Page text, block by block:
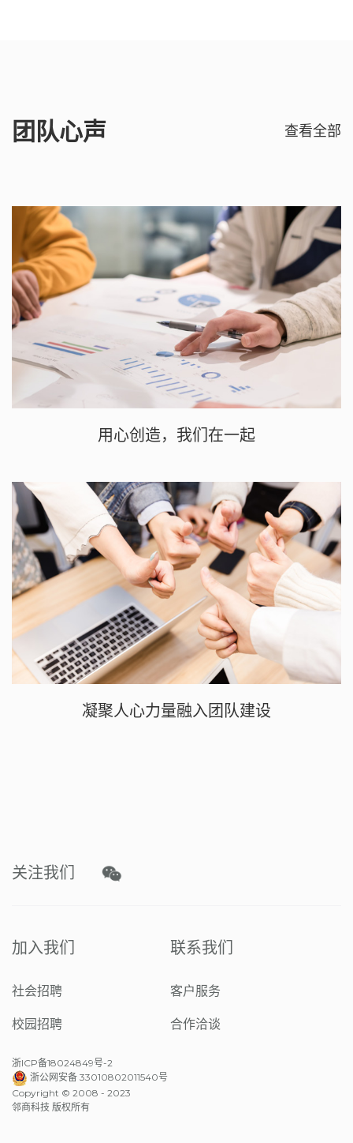
团队心声 查看全部
用心创造，我们在一起
凝聚人心力量融入团队建设
关注我们
加入我们
社会招聘
校园招聘
联系我们
客户服务
合作洽谈
浙ICP备18024849号-2
浙公网安备 33010802011540号
Copyright © 2008 - 2023
邻商科技 版权所有